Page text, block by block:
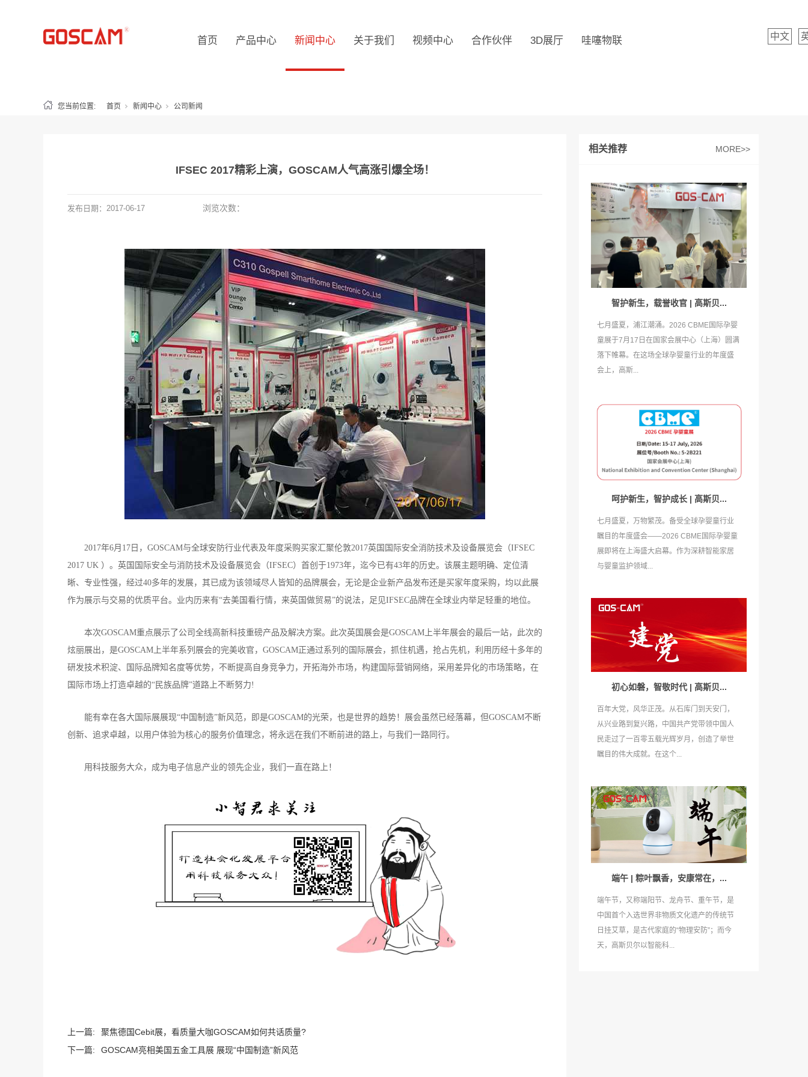
首页 产品中心 新闻中心 关于我们 视频中心 合作伙伴 3D展厅 哇噻物联 中文
您当前位置: 首页 新闻中心 公司新闻
IFSEC 2017精彩上演，GOSCAM人气高涨引爆全场！
发布日期： 2017-06-17 浏览次数：
2017年6月17日，GOSCAM与全球安防行业代表及年度采购买家汇聚伦敦2017英国国际安全消防技术及设备展览会（IFSEC
2017 UK ）。 英国国际安全与消防技术及设备展览会（IFSEC）首创于1973年，迄今已有43年的历史。该展主题明确、定位清
晰、专业性强，经过40多年的发展，其已成为该领域尽人皆知的品牌展会，无论是企业新产品发布还是买家年度采购，均以此展
作为展示与交易的优质平台。业内历来有“去美国看行情，来英国做贸易”的说法，足见IFSEC品牌在全球业内举足轻重的地位。
本次GOSCAM重点展示了公司全线高新科技重磅产品及解决方案。此次英国展会是GOSCAM上半年展会的最后一站，此次的
炫丽展出，是GOSCAM上半年系列展会的完美收官，GOSCAM正通过系列的国际展会，抓住机遇，抢占先机，利用历经十多年的
研发技术积淀、国际品牌知名度等优势，不断提高自身竞争力，开拓海外市场，构建国际营销网络，采用差异化的市场策略，在
国际市场上打造卓越的“民族品牌”道路上不断努力!
能有幸在各大国际展展现“中国制造”新风范，即是GOSCAM的光荣，也是世界的趋势！展会虽然已经落幕，但GOSCAM不断
创新、追求卓越，以用户体验为核心的服务价值理念，将永远在我们不断前进的路上，与我们一路同行。
用科技服务大众，成为电子信息产业的领先企业，我们一直在路上！
上一篇:
聚焦德国Cebit展，看质量大咖GOSCAM如何共话质量?
下一篇:
GOSCAM亮相美国五金工具展 展现“中国制造”新风范
相关推荐 MORE>>
智护新生，载誉收官 | 高斯贝...
七月盛夏，浦江潮涌。2026 CBME国际孕婴
童展于7月17日在国家会展中心（上海）圆满
落下帷幕。在这场全球孕婴童行业的年度盛
会上，高斯...
呵护新生，智护成长 | 高斯贝...
七月盛夏，万物繁茂。备受全球孕婴童行业
瞩目的年度盛会——2026 CBME国际孕婴童
展即将在上海盛大启幕。作为深耕智能家居
与婴童监护领域...
初心如磐，智敬时代 | 高斯贝...
百年大党，风华正茂。从石库门到天安门，
从兴业路到复兴路，中国共产党带领中国人
民走过了一百零五载光辉岁月，创造了举世
瞩目的伟大成就。在这个...
端午 | 粽叶飘香，安康常在，...
端午节，又称端阳节、龙舟节、重午节，是
中国首个入选世界非物质文化遗产的传统节
日挂艾草，是古代家庭的“物理安防”；而今
天，高斯贝尔以智能科...